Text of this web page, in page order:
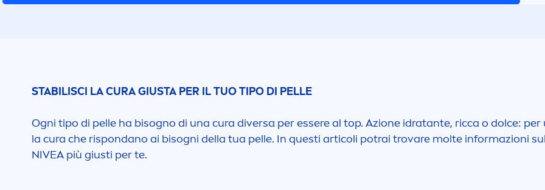
STABILISCI LA CURA GIUSTA PER IL TUO TIPO DI PELLE
Ogni tipo di pelle ha bisogno di una cura diversa per essere al top. Azione idratante, ricca o dolce:
la cura che rispondano ai bisogni della tua pelle. In questi articoli potrai trovare molte informazioni
NIVEA più giusti per te.